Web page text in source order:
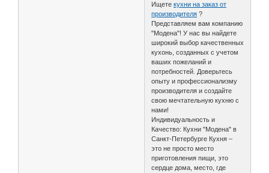
Ищетекухни на заказ от
производителя ?
Представляем вам компанию
"Модена"! У нас вы найдете
широкий выбор качественных
кухонь, созданных с учетом
ваших пожеланий и
потребностей. Доверьтесь
опыту и профессионализму
производителя и создайте
свою мечтательную кухню с
нами!
Индивидуальность и
Качество: Кухни "Модена" в
Санкт-Петербурге Кухня –
это не просто место
приготовления пищи, это
сердце дома, место, где